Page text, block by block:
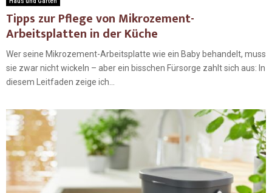
Tipps zur Pflege von Mikrozement-
Arbeitsplatten in der Küche
Wer seine Mikrozement-Arbeitsplatte wie ein Baby behandelt, muss
sie zwar nicht wickeln – aber ein bisschen Fürsorge zahlt sich aus: In
diesem Leitfaden zeige ich...